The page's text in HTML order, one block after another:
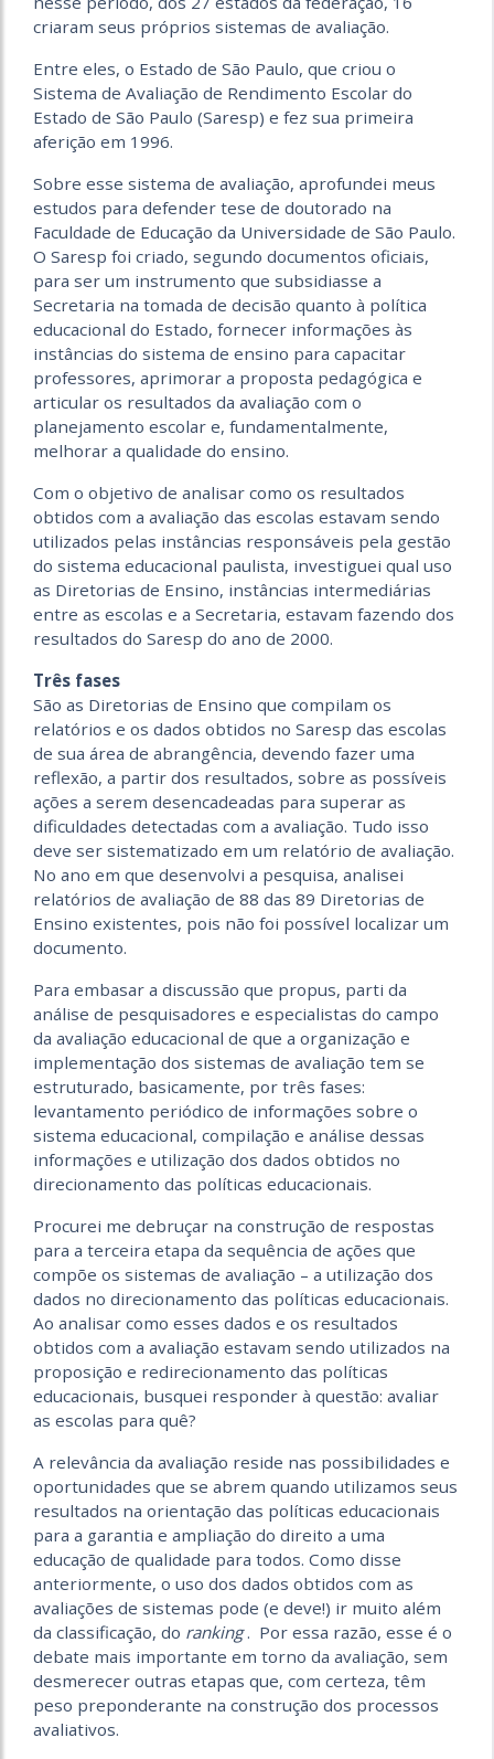
criaram seus próprios sistemas de avaliação.
Entre eles, o Estado de São Paulo, que criou o
Sistema de Avaliação de Rendimento Escolar do
Estado de São Paulo (Saresp) e fez sua primeira
aferição em 1996.
Sobre esse sistema de avaliação, aprofundei meus
estudos para defender tese de doutorado na
Faculdade de Educação da Universidade de São Paulo.
O Saresp foi criado, segundo documentos oficiais,
para ser um instrumento que subsidiasse a
Secretaria na tomada de decisão quanto à política
educacional do Estado, fornecer informações às
instâncias do sistema de ensino para capacitar
professores, aprimorar a proposta pedagógica e
articular os resultados da avaliação com o
planejamento escolar e, fundamentalmente,
melhorar a qualidade do ensino.
Com o objetivo de analisar como os resultados
obtidos com a avaliação das escolas estavam sendo
utilizados pelas instâncias responsáveis pela gestão
do sistema educacional paulista, investiguei qual uso
as Diretorias de Ensino, instâncias intermediárias
entre as escolas e a Secretaria, estavam fazendo dos
resultados do Saresp do ano de 2000.
Três fases
São as Diretorias de Ensino que compilam os
relatórios e os dados obtidos no Saresp das escolas
de sua área de abrangência, devendo fazer uma
reflexão, a partir dos resultados, sobre as possíveis
ações a serem desencadeadas para superar as
dificuldades detectadas com a avaliação. Tudo isso
deve ser sistematizado em um relatório de avaliação.
No ano em que desenvolvi a pesquisa, analisei
relatórios de avaliação de 88 das 89 Diretorias de
Ensino existentes, pois não foi possível localizar um
documento.
Para embasar a discussão que propus, parti da
análise de pesquisadores e especialistas do campo
da avaliação educacional de que a organização e
implementação dos sistemas de avaliação tem se
estruturado, basicamente, por três fases:
levantamento periódico de informações sobre o
sistema educacional, compilação e análise dessas
informações e utilização dos dados obtidos no
direcionamento das políticas educacionais.
Procurei me debruçar na construção de respostas
para a terceira etapa da sequência de ações que
compõe os sistemas de avaliação – a utilização dos
dados no direcionamento das políticas educacionais.
Ao analisar como esses dados e os resultados
obtidos com a avaliação estavam sendo utilizados na
proposição e redirecionamento das políticas
educacionais, busquei responder à questão: avaliar
as escolas para quê?
A relevância da avaliação reside nas possibilidades e
oportunidades que se abrem quando utilizamos seus
resultados na orientação das políticas educacionais
para a garantia e ampliação do direito a uma
educação de qualidade para todos. Como disse
anteriormente, o uso dos dados obtidos com as
avaliações de sistemas pode (e deve!) ir muito além
da classificação, do ranking. Por essa razão, esse é o
debate mais importante em torno da avaliação, sem
desmerecer outras etapas que, com certeza, têm
peso preponderante na construção dos processos
avaliativos.